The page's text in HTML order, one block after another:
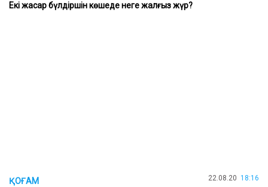
Екі жасар бүлдіршін көшеде неге жалғыз жүр?
ҚОҒАМ 22.08.20 18:16